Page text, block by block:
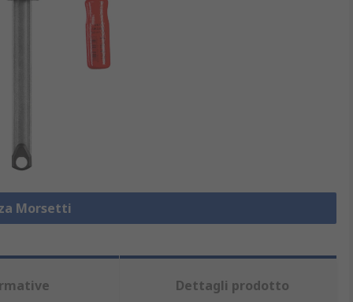
Morsetti
Dettagli prodotto